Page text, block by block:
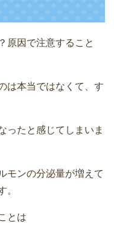
原因で注意すること
は本当ではなくて、す
ったと感じてしまいま
モンの分泌量が増えて
。
とは